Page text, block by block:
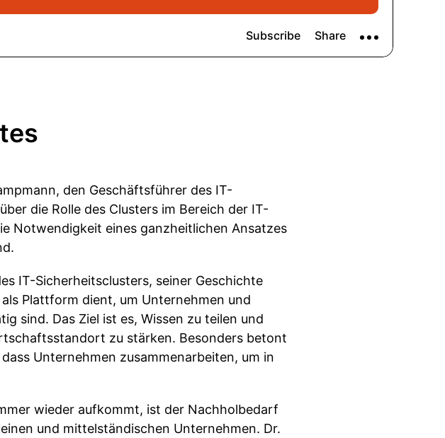
den Geschäftsführer des IT-
die Rolle des Clusters im Bereich der IT-
Notwendigkeit eines ganzheitlichen Ansatzes
IT-Sicherheitsclusters, seiner Geschichte
Plattform dient, um Unternehmen und
sind. Das Ziel ist es, Wissen zu teilen und
zu stärken. Besonders betont
Unternehmen zusammenarbeiten, um in
wieder aufkommt, ist der Nachholbedarf
und mittelständischen Unternehmen. Dr.